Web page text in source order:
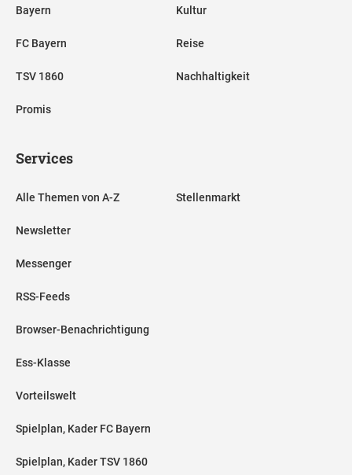
Bayern
FC Bayern
TSV 1860
Promis
Kultur
Reise
Nachhaltigkeit
Services
Alle Themen von A-Z
Newsletter
Messenger
RSS-Feeds
Browser-Benachrichtigung
Ess-Klasse
Vorteilswelt
Spielplan, Kader FC Bayern
Spielplan, Kader TSV 1860
Stellenmarkt